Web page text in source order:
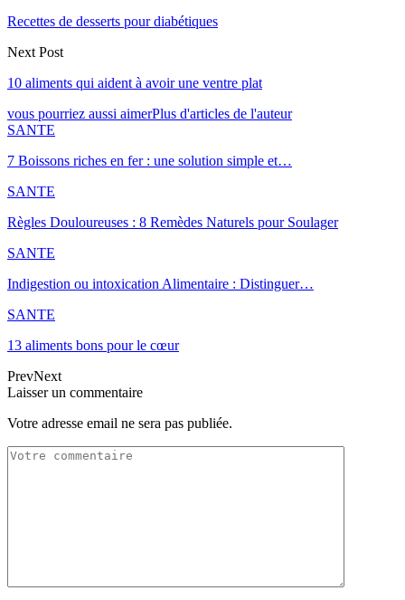
Recettes de desserts pour diabétiques
Next Post
10 aliments qui aident à avoir une ventre plat
vous pourriez aussi aimerPlus d'articles de l'auteur
SANTE
7 Boissons riches en fer : une solution simple et…
SANTE
Règles Douloureuses : 8 Remèdes Naturels pour Soulager
SANTE
Indigestion ou intoxication Alimentaire : Distinguer…
SANTE
13 aliments bons pour le cœur
PrevNext
Laisser un commentaire
Votre adresse email ne sera pas publiée.